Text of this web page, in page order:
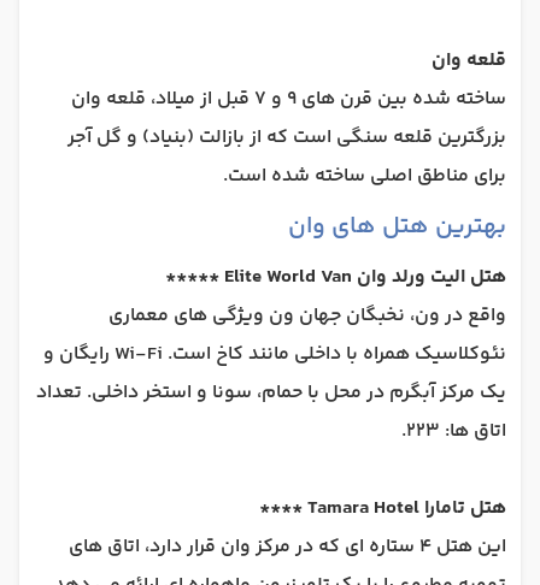
قلعه وان
ساخته شده بین قرن های 9 و 7 قبل از میلاد، قلعه وان
بزرگترین قلعه سنگی است که از بازالت (بنیاد) و گل آجر
برای مناطق اصلی ساخته شده است.
بهترین هتل های وان
هتل الیت ورلد وان Elite World Van *****
واقع در ون، نخبگان جهان ون ویژگی های معماری
نئوکلاسیک همراه با داخلی مانند کاخ است. Wi-Fi رایگان و
یک مرکز آبگرم در محل با حمام، سونا و استخر داخلی. تعداد
اتاق ها: 223.
هتل تامارا Tamara Hotel ****
این هتل 4 ستاره ای که در مرکز وان قرار دارد، اتاق های